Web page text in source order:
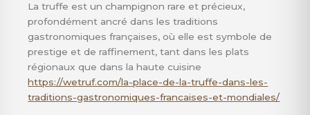
La truffe est un champignon rare et précieux,
profondément ancré dans les traditions
gastronomiques françaises, où elle est symbole de
prestige et de raffinement, tant dans les plats
régionaux que dans la haute cuisine
https://wetruf.com/la-place-de-la-truffe-dans-les-
traditions-gastronomiques-francaises-et-mondiales/